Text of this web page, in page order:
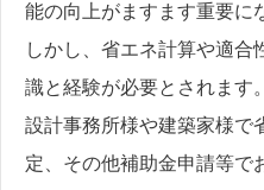
能の向上がますます重要に
しかし、省エネ計算や適合
識と経験が必要とされます。
設計事務所様や建築家様で
定、その他補助金申請等で